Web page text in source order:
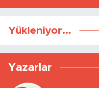
Yükleniyor...
Yazarlar